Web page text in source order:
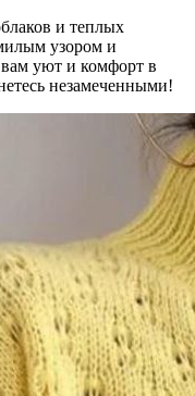
и теплых
узором и
уют и комфорт в
незамеченными!